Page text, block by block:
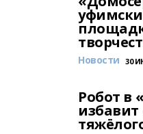
Новости 30
Робот в
избавит